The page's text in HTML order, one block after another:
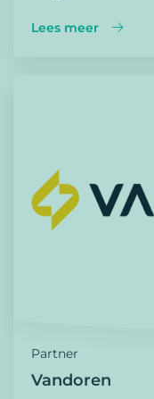
Lees meer
Partner
Vandoren